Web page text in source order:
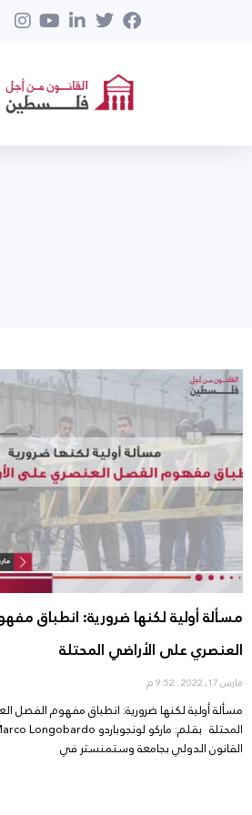
مسألة أولية لكنها ضرورية: انطباق
العنصري على الأراضي المحتلة
مارس 17, 2022
مسألة أولية لكنها ضرورية: انطباق مفهوم الفصل
القانون الدولي بجامعة وستمنستر في